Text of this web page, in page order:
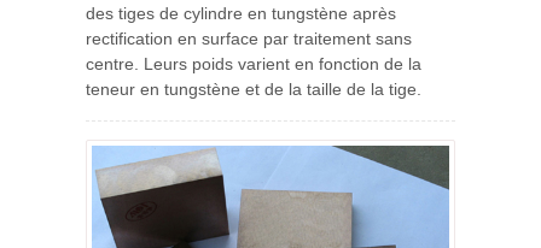
des tiges de cylindre en tungstène après
rectification en surface par traitement sans
centre. Leurs poids varient en fonction de la
teneur en tungstène et de la taille de la tige.